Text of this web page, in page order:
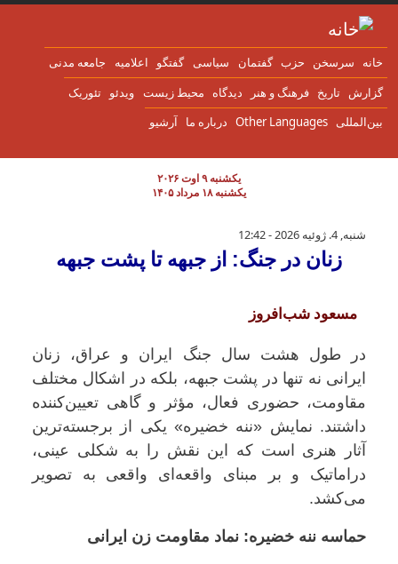
به محتوای اصلی
سرسخن حزب گفتمان سياسی گفتگو اعلاميه جامعه مدنی
تاریخ فرهنگ و هنر دیدگاه محیط زیست ویدئو تئوریک
Other Languages درباره ما آرشیو
یکشنبه ۹ اوت ۲۰۲۶
یکشنبه ۱۸ مرداد ۱۴۰۵
زنان در جنگ: از جبهه تا پشت جبهه
شنبه, 4. ژوئیه 2026 - 12:42
زنان در جنگ: از جبهه تا پشت جبهه
مسعود شب‌افروز
در طول هشت سال جنگ ایران و عراق، زنان
ایرانی نه تنها در پشت جبهه، بلکه در اشکال مختلف
مقاومت، حضوری فعال، مؤثر و گاهی تعیین‌کننده
داشتند. نمایش «ننه خضیره» یکی از برجسته‌ترین
آثار هنری است که این نقش را به شکلی عینی،
دراماتیک و بر مبنای واقعه‌ای واقعی به تصویر
می‌کشد.
حماسه ننه خضیره: نماد مقاومت زن ایرانی